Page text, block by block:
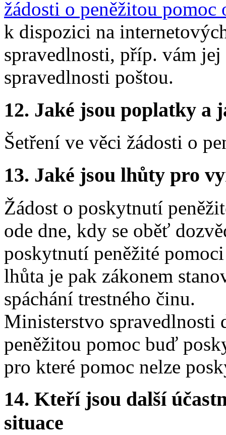
žádosti o peněžitou pomoc
k dispozici na
spravedlnosti, příp. vám
spravedlnosti poštou.
12. Jaké jsou poplatky a
Šetření ve věci žádosti o
13. Jaké jsou lhůty pro
Žádost o poskytnutí
ode dne, kdy se oběť
poskytnutí peněžité
lhůta je pak zákonem
spáchání trestného činu.
Ministerstvo spravedlnosti
peněžitou pomoc buď
pro které pomoc nelze
14. Kteří jsou další
situace